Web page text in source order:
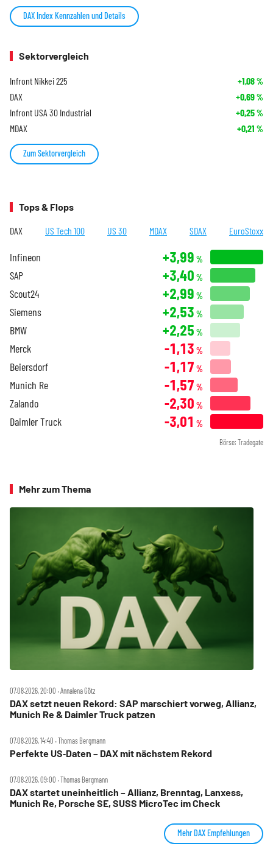
DAX Index Kennzahlen und Details
Sektorvergleich
Infront Nikkei 225 +1,08%
DAX +0,69%
Infront USA 30 Industrial +0,25%
MDAX +0,21 %
Zum Sektorvergleich
Tops & Flops
DAX US Tech 100 US 30 MDAX SDAX EuroStoxx
Infineon +3,99 %
SAP +3,40 %
Scout24 +2,99 %
Siemens +2,53 %
BMW +2,25 %
Merck -1,13 %
Beiersdorf -1,17 %
Munich Re -1,57 %
Zalando -2,30 %
Daimler Truck -3,01 %
Börse: Tradegate
Mehr zum Thema
07.08.2026, 20:00 ‧ Annalena Götz
DAX setzt neuen Rekord: SAP marschiert vorweg, Allianz,
Munich Re & Daimler Truck patzen
07.08.2026, 14:40 ‧ Thomas Bergmann
Perfekte US‑Daten – DAX mit nächstem Rekord
07.08.2026, 09:00 ‧ Thomas Bergmann
DAX startet uneinheitlich – Allianz, Brenntag, Lanxess,
Munich Re, Porsche SE, SUSS MicroTec im Check
Mehr DAX Empfehlungen